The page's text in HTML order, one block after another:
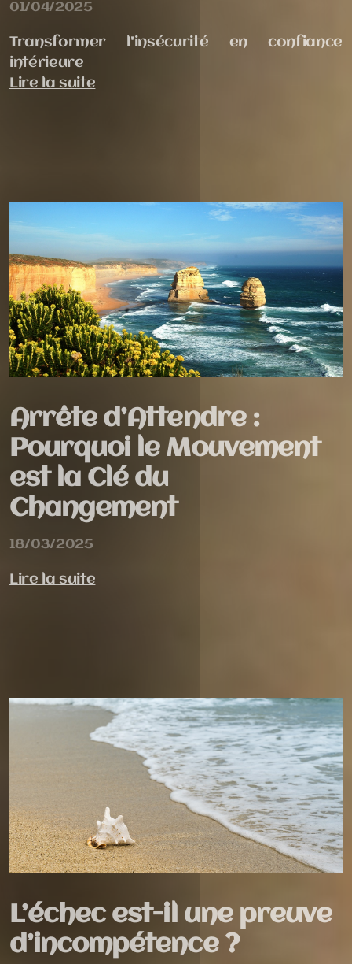
01/04/2025
Transformer l'insécurité en confiance
intérieure
Lire la suite
Arrête d’Attendre :
Pourquoi le Mouvement
est la Clé du
Changement
18/03/2025
Lire la suite
L’échec est-il une preuve
d’incompétence ?